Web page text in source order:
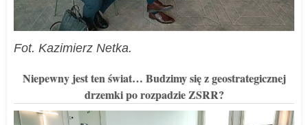
Fot. Kazimierz Netka.
Niepewny jest ten świat… Budzimy się z geostrategicznej
drzemki po rozpadzie ZSRR?